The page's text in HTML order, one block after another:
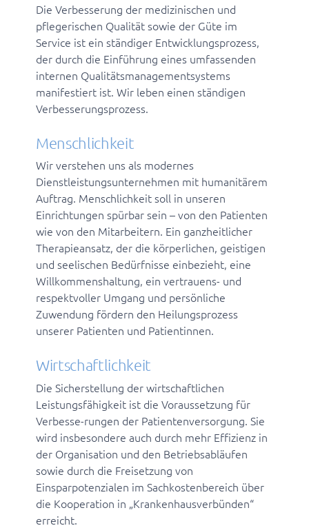
Die Verbesserung der medizinischen und
pflegerischen Qualität sowie der Güte im
Service ist ein ständiger Entwicklungsprozess,
der durch die Einführung eines umfassenden
internen Qualitätsmanagementsystems
manifestiert ist. Wir leben einen ständigen
Verbesserungsprozess.
Menschlichkeit
Wir verstehen uns als modernes
Dienstleistungsunternehmen mit humanitärem
Auftrag. Menschlichkeit soll in unseren
Einrichtungen spürbar sein – von den Patienten
wie von den Mitarbeitern. Ein ganzheitlicher
Therapieansatz, der die körperlichen, geistigen
und seelischen Bedürfnisse einbezieht, eine
Willkommenshaltung, ein vertrauens- und
respektvoller Umgang und persönliche
Zuwendung fördern den Heilungsprozess
unserer Patienten und Patientinnen.
Wirtschaftlichkeit
Die Sicherstellung der wirtschaftlichen
Leistungsfähigkeit ist die Voraussetzung für
Verbesse-rungen der Patientenversorgung. Sie
wird insbesondere auch durch mehr Effizienz in
der Organisation und den Betriebsabläufen
sowie durch die Freisetzung von
Einsparpotenzialen im Sachkostenbereich über
die Kooperation in „Krankenhausverbünden“
erreicht.